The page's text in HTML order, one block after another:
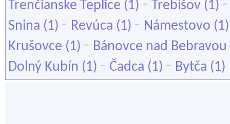
Trenčianske Teplice (1) - Trebišov (1)
Snina (1) - Revúca (1) - Námestovo
Krušovce (1) - Bánovce nad Bebravou
Dolný Kubín (1) - Čadca (1) - Bytča (1)